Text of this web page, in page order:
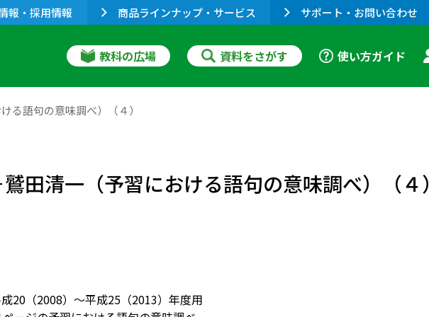
報・採用情報 商品ラインナップ・サービス サポート・お問い合わせ
教科の広場 資料をさがす 使い方ガイド
る語句の意味調べ）（４）
田清一（予習における語句の意味調べ）（４）
成20（2008）～平成25（2013）年度用